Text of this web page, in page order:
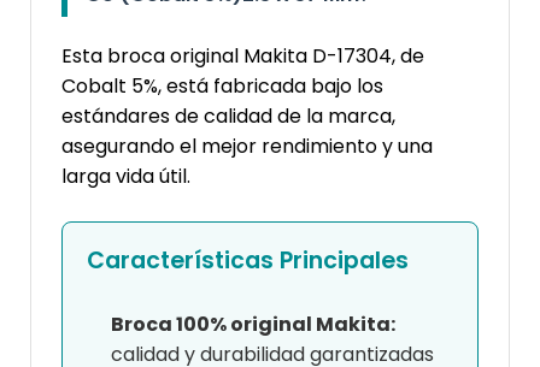
Esta broca original Makita D-17304, de
Cobalt 5%, está fabricada bajo los
estándares de calidad de la marca,
asegurando el mejor rendimiento y una
larga vida útil.
Características Principales
Broca 100% original Makita:
calidad y durabilidad garantizadas